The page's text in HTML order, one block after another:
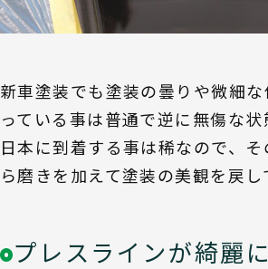
新車塗装でも塗装の曇りや微細
っている事は普通で逆に無傷な
日本に到着する事は稀なので、
ら磨きを加えて塗装の美観を戻し
プレスラインが綺麗